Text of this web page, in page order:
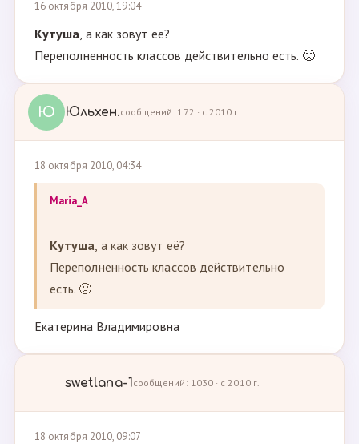
16 октября 2010, 19:04
Кутуша, а как зовут её?
Переполненность классов действительно есть. 🙁
Ю Юльхен.сообщений: 172 · с 2010 г.
18 октября 2010, 04:34
Maria_A
Кутуша, а как зовут её?
Переполненность классов действительно
есть. 🙁
Екатерина Владимировна
swetlana-1сообщений: 1030 · с 2010 г.
18 октября 2010, 09:07